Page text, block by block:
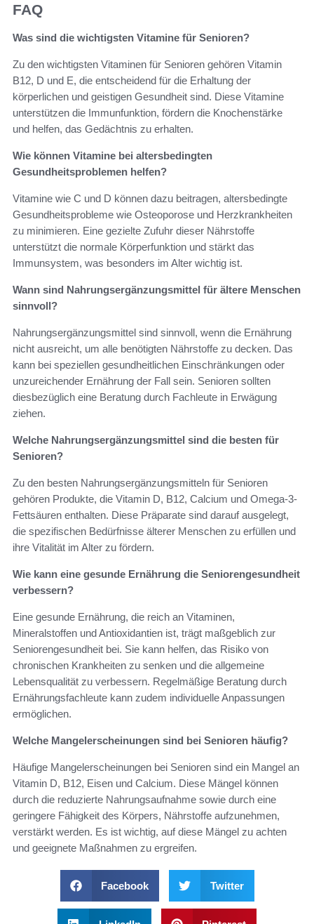
FAQ
Was sind die wichtigsten Vitamine für Senioren?
Zu den wichtigsten Vitaminen für Senioren gehören Vitamin
B12, D und E, die entscheidend für die Erhaltung der
körperlichen und geistigen Gesundheit sind. Diese Vitamine
unterstützen die Immunfunktion, fördern die Knochenstärke
und helfen, das Gedächtnis zu erhalten.
Wie können Vitamine bei altersbedingten
Gesundheitsproblemen helfen?
Vitamine wie C und D können dazu beitragen, altersbedingte
Gesundheitsprobleme wie Osteoporose und Herzkrankheiten
zu minimieren. Eine gezielte Zufuhr dieser Nährstoffe
unterstützt die normale Körperfunktion und stärkt das
Immunsystem, was besonders im Alter wichtig ist.
Wann sind Nahrungsergänzungsmittel für ältere Menschen
sinnvoll?
Nahrungsergänzungsmittel sind sinnvoll, wenn die Ernährung
nicht ausreicht, um alle benötigten Nährstoffe zu decken. Das
kann bei speziellen gesundheitlichen Einschränkungen oder
unzureichender Ernährung der Fall sein. Senioren sollten
diesbezüglich eine Beratung durch Fachleute in Erwägung
ziehen.
Welche Nahrungsergänzungsmittel sind die besten für
Senioren?
Zu den besten Nahrungsergänzungsmitteln für Senioren
gehören Produkte, die Vitamin D, B12, Calcium und Omega-3-
Fettsäuren enthalten. Diese Präparate sind darauf ausgelegt,
die spezifischen Bedürfnisse älterer Menschen zu erfüllen und
ihre Vitalität im Alter zu fördern.
Wie kann eine gesunde Ernährung die Seniorengesundheit
verbessern?
Eine gesunde Ernährung, die reich an Vitaminen,
Mineralstoffen und Antioxidantien ist, trägt maßgeblich zur
Seniorengesundheit bei. Sie kann helfen, das Risiko von
chronischen Krankheiten zu senken und die allgemeine
Lebensqualität zu verbessern. Regelmäßige Beratung durch
Ernährungsfachleute kann zudem individuelle Anpassungen
ermöglichen.
Welche Mangelerscheinungen sind bei Senioren häufig?
Häufige Mangelerscheinungen bei Senioren sind ein Mangel an
Vitamin D, B12, Eisen und Calcium. Diese Mängel können
durch die reduzierte Nahrungsaufnahme sowie durch eine
geringere Fähigkeit des Körpers, Nährstoffe aufzunehmen,
verstärkt werden. Es ist wichtig, auf diese Mängel zu achten
und geeignete Maßnahmen zu ergreifen.
Facebook Twitter